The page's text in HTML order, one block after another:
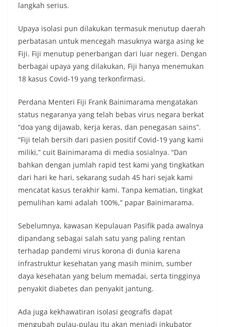
langkah serius.
Upaya isolasi pun dilakukan termasuk menutup daerah
perbatasan untuk mencegah masuknya warga asing ke
Fiji. Fiji menutup penerbangan dari luar negeri. Dengan
berbagai upaya yang dilakukan, Fiji hanya menemukan
18 kasus Covid-19 yang terkonfirmasi.
Perdana Menteri Fiji Frank Bainimarama mengatakan
status negaranya yang telah bebas virus negara berkat
“doa yang dijawab, kerja keras, dan penegasan sains”.
“Fiji telah bersih dari pasien positif Covid-19 yang kami
miliki,” cuit Bainimarama di media sosialnya. “Dan
bahkan dengan jumlah rapid test kami yang tingkatkan
dari hari ke hari, sekarang sudah 45 hari sejak kami
mencatat kasus terakhir kami. Tanpa kematian, tingkat
pemulihan kami adalah 100%,” papar Bainimarama.
Sebelumnya, kawasan Kepulauan Pasifik pada awalnya
dipandang sebagai salah satu yang paling rentan
terhadap pandemi virus korona di dunia karena
infrastruktur kesehatan yang masih minim, sumber
daya kesehatan yang belum memadai, serta tingginya
penyakit diabetes dan penyakit jantung.
Ada juga kekhawatiran isolasi geografis dapat
mengubah pulau-pulau itu akan menjadi inkubator